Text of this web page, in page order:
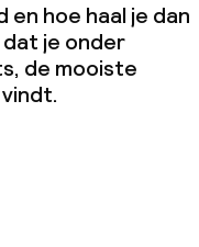
hoe haal je dan
je onder
de mooiste